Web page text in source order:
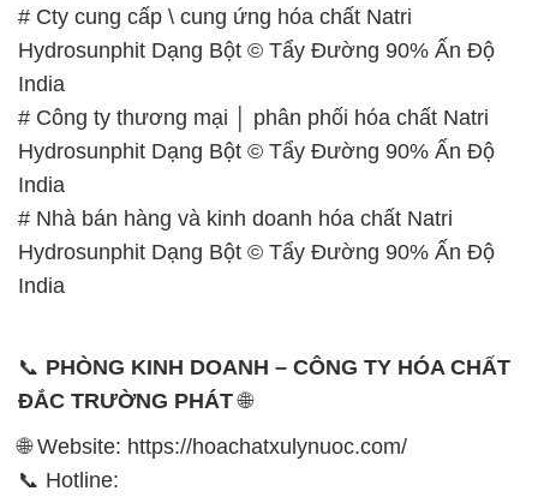
# Cty cung cấp \ cung ứng hóa chất Natri
Hydrosunphit Dạng Bột © Tẩy Đường 90% Ấn Độ
India
# Công ty thương mại │ phân phối hóa chất Natri
Hydrosunphit Dạng Bột © Tẩy Đường 90% Ấn Độ
India
# Nhà bán hàng và kinh doanh hóa chất Natri
Hydrosunphit Dạng Bột © Tẩy Đường 90% Ấn Độ
India
📞 PHÒNG KINH DOANH – CÔNG TY HÓA CHẤT
ĐẮC TRƯỜNG PHÁT🌐
🌐 Website: https://hoachatxulynuoc.com/
📞 Hotline: